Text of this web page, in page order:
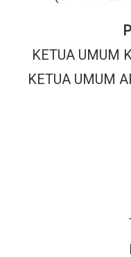
KETUA UMUM
KETUA UMUM